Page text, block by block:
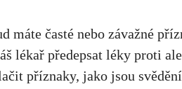
‍časté nebo závažné
lékař předepsat léky proti
příznaky, jako​ jsou